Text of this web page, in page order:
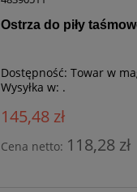
Ostrza do piły
Dostępność: Towar w
Wysyłka w: .
145,48 zł
Cena netto: 118,28 zł